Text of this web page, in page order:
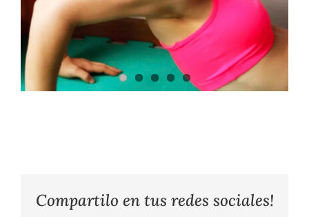
Compartilo en tus redes sociales!